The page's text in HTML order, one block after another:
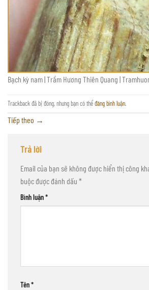
Bạch kỳ nam | Trầm Hương Thiên Quang |
Trackback đã bị đóng, nhưng bạn có thểđăng bình luận.
Tiếp theo →
Trả lời
Email của bạn sẽ không được hiển thị công
buộc được đánh dấu *
Bình luận*
Tên*